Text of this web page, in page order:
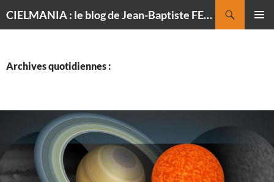
CIELMANIA : le blog de Jean-Baptiste FELDMANN, photographe du ciel
Archives quotidiennes :